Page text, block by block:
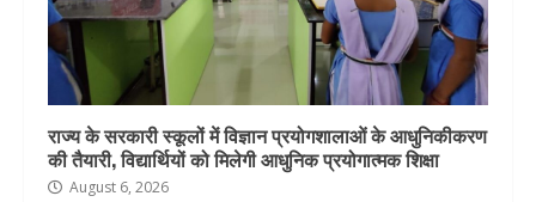
राज्य के सरकारी स्कूलों में विज्ञान प्रयोगशालाओं के आधुनिकीकरण
की तैयारी, विद्यार्थियों को मिलेगी आधुनिक प्रयोगात्मक शिक्षा
August 6, 2026